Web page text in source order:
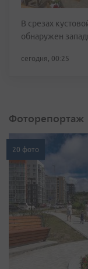
В срезах
обнаружен
сегодня, 00:25
Фоторепортаж
20 фото